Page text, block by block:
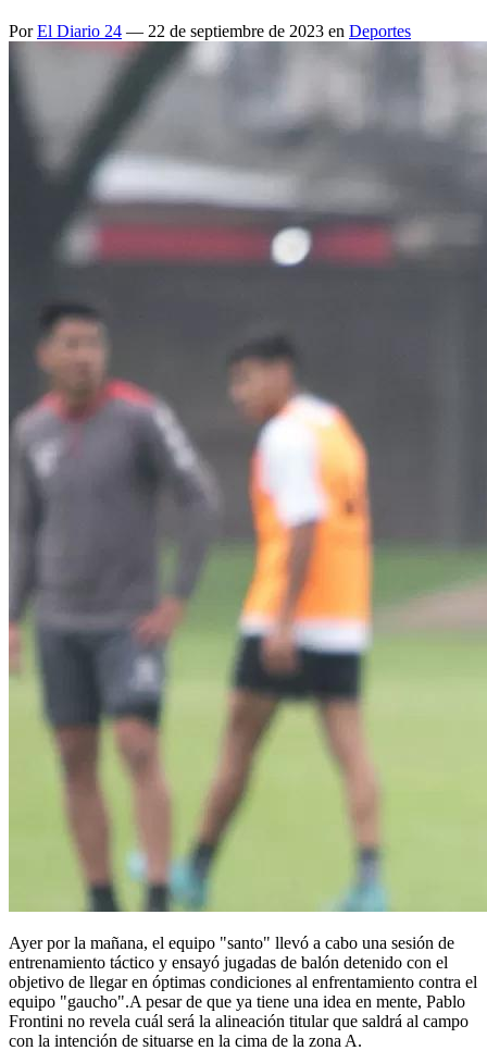
PorEl Diario 24 — 22 de septiembre de 2023 en Deportes
Ayer por la mañana, el equipo "santo" llevó a cabo una sesión de
entrenamiento táctico y ensayó jugadas de balón detenido con el
objetivo de llegar en óptimas condiciones al enfrentamiento contra el
equipo "gaucho".A pesar de que ya tiene una idea en mente, Pablo
Frontini no revela cuál será la alineación titular que saldrá al campo
con la intención de situarse en la cima de la zona A.